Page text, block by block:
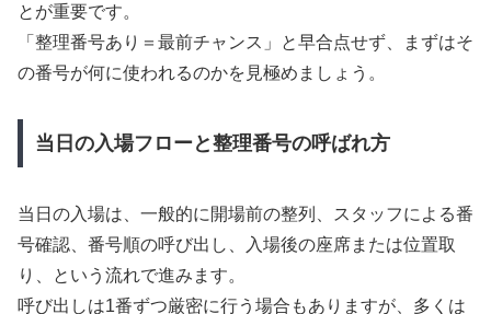
とが重要です。
「整理番号あり＝最前チャンス」と早合点せず、まずはそ
の番号が何に使われるのかを見極めましょう。
当日の入場フローと整理番号の呼ばれ方
当日の入場は、一般的に開場前の整列、スタッフによる番
号確認、番号順の呼び出し、入場後の座席または位置取
り、という流れで進みます。
呼び出しは1番ずつ厳密に行う場合もありますが、多くは